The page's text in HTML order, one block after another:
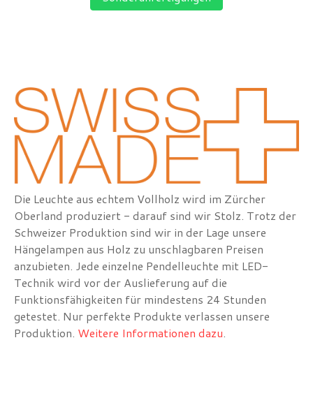
Die Leuchte aus echtem Vollholz wird im Zürcher
Oberland produziert - darauf sind wir Stolz. Trotz der
Schweizer Produktion sind wir in der Lage unsere
Hängelampen aus Holz zu unschlagbaren Preisen
anzubieten. Jede einzelne Pendelleuchte mit LED-
Technik wird vor der Auslieferung auf die
Funktionsfähigkeiten für mindestens 24 Stunden
getestet. Nur perfekte Produkte verlassen unsere
Produktion. Weitere Informationen dazu.